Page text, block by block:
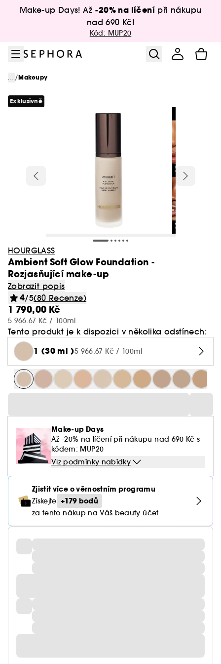
Přejít na hlavní obsah
Make-up Days! Až -20% na líčení při nákupu
nad 690 Kč!
Kód: MUP20
... /Makeupy
Exkluzivně
HOURGLASS
Ambient Soft Glow Foundation -
Rozjasňující make-up
Zobrazit popis
4/5(80 Recenze)
1 790,00 Kč
5 966.67 Kč / 100ml
Tento produkt je k dispozici v několika odstínech:
1 (30 ml )5 966.67 Kč / 100ml
Make-up Days
Až -20% na líčení při nákupu nad 690 Kč s
kódem: MUP20
Viz podmínky nabídky
Zjistit více o věrnostním programu
Získejte +179 bodů
za tento nákup na Váš beauty účet